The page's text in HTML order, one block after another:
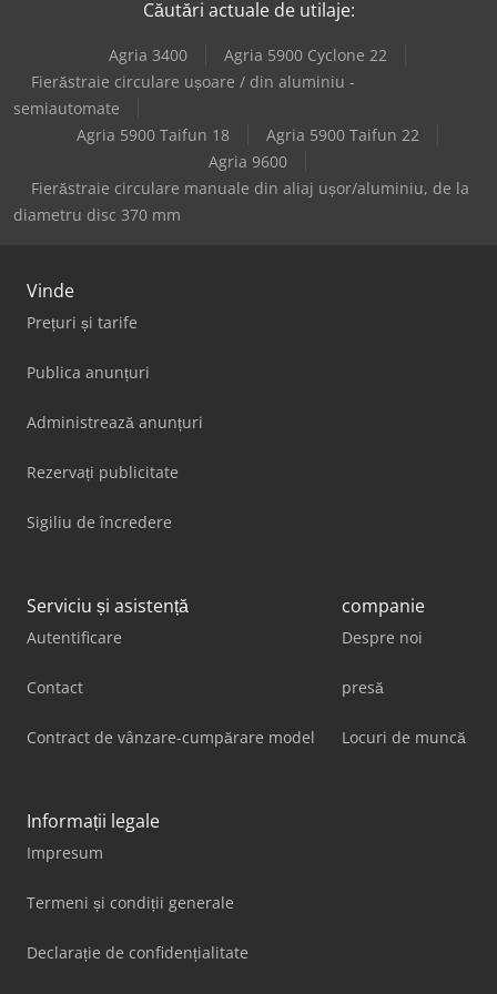
Montaj și Vânzări BST
Căutări actuale de utilaje:
Agria 3400
Agria 5900 Cyclone 22
Fierăstraie circulare ușoare / din aluminiu -
semiautomate
Agria 5900 Taifun 18
Agria 5900 Taifun 22
Agria 9600
Fierăstraie circulare manuale din aliaj ușor/aluminiu, de la
diametru disc 370 mm
Vinde
Prețuri și tarife
Publica anunțuri
Administrează anunțuri
Rezervați publicitate
Sigiliu de încredere
Serviciu și asistență
Autentificare
Contact
Contract de vânzare-cumpărare model
companie
Despre noi
presă
Locuri de muncă
Informații legale
Impresum
Termeni și condiții generale
Declarație de confidențialitate